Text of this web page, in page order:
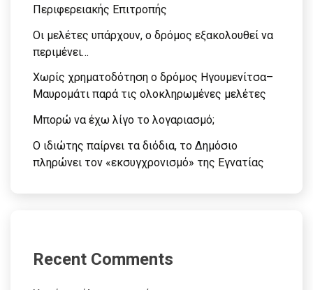
Περιφερειακής Επιτροπής
Οι μελέτες υπάρχουν, ο δρόμος εξακολουθεί να
περιμένει…
Χωρίς χρηματοδότηση ο δρόμος Ηγουμενίτσα–
Μαυρομάτι παρά τις ολοκληρωμένες μελέτες
Μπορώ να έχω λίγο το λογαριασμό;
Ο ιδιώτης παίρνει τα διόδια, το Δημόσιο
πληρώνει τον «εκσυγχρονισμό» της Εγνατίας
Recent Comments